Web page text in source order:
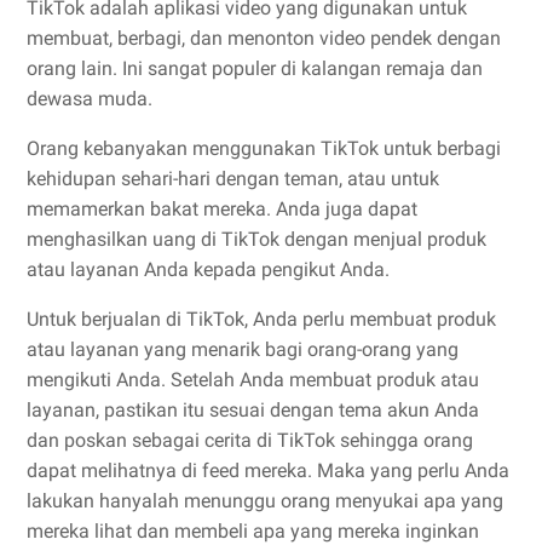
TikTok adalah aplikasi video yang digunakan untuk
membuat, berbagi, dan menonton video pendek dengan
orang lain. Ini sangat populer di kalangan remaja dan
dewasa muda.
Orang kebanyakan menggunakan TikTok untuk berbagi
kehidupan sehari-hari dengan teman, atau untuk
memamerkan bakat mereka. Anda juga dapat
menghasilkan uang di TikTok dengan menjual produk
atau layanan Anda kepada pengikut Anda.
Untuk berjualan di TikTok, Anda perlu membuat produk
atau layanan yang menarik bagi orang-orang yang
mengikuti Anda. Setelah Anda membuat produk atau
layanan, pastikan itu sesuai dengan tema akun Anda
dan poskan sebagai cerita di TikTok sehingga orang
dapat melihatnya di feed mereka. Maka yang perlu Anda
lakukan hanyalah menunggu orang menyukai apa yang
mereka lihat dan membeli apa yang mereka inginkan